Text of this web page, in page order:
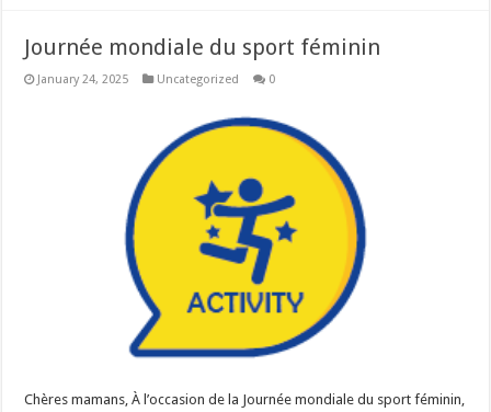
Journée mondiale du sport féminin
January 24, 2025 Uncategorized 0
Chères mamans, À l’occasion de la Journée mondiale du sport féminin,